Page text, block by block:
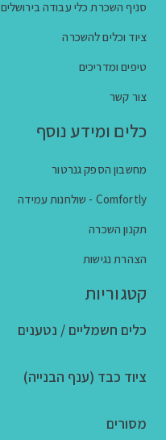
סניף השכרת כלי עבודה בירושלים
ציוד וכלים להשכרה
טיפים ומדריכים
צור קשר
כלים ומידע נוסף
מחשבון הספק גנרטור
Comfortly - שולחנות עמידה
תקנון השכרה
הצהרת נגישות
קטגוריות
כלים חשמליים / נטענים
ציוד כבד (ענף הבנייה)
מסורים